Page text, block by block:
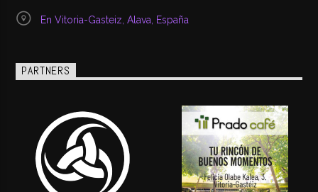
En Vitoria-Gasteiz, Alava, España
PARTNERS